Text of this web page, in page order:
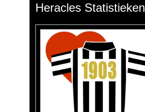
Heracles Statistieken